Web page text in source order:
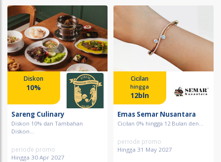
Diskon
10%
Sareng Culinary
Diskon 10% dan Tambahan
Diskon...
periode promo
Hingga 30 Apr 2027
Cicilan
hingga
12bln
Emas Semar Nusantara
Cicilan 0% hingga 12 Bulan den...
periode promo
Hingga 31 May 2027